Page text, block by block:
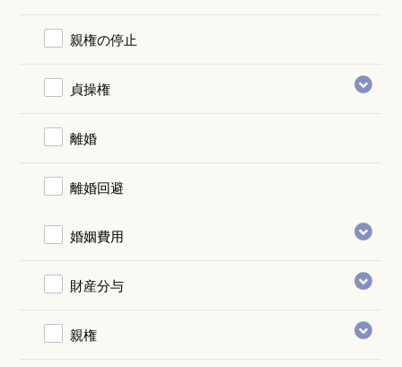
親権の停止
貞操権
離婚
離婚回避
婚姻費用
財産分与
親権